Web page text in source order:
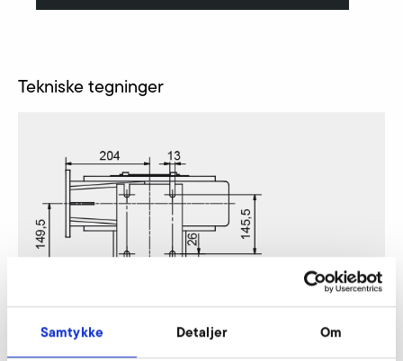
Samtykke Detaljer Om
Tekniske tegninger